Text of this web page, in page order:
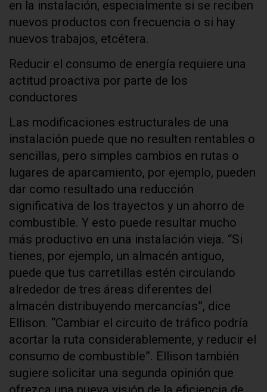
en la instalación, especialmente si se reciben
nuevos productos con frecuencia o si hay
nuevos trabajos, etcétera.
Reducir el consumo de energía requiere una
actitud proactiva por parte de los
conductores
Las modificaciones estructurales de una
instalación puede que no resulten rentables o
sencillas, pero simples cambios en rutas o
lugares de aparcamiento, por ejemplo, pueden
dar como resultado una reducción
significativa de los trayectos y un ahorro de
combustible. Y esto puede resultar mucho
más productivo en una instalación vieja. “Si
tienes, por ejemplo, un almacén antiguo,
puede que tus carretillas estén circulando
alrededor de tres áreas diferentes del
almacén distribuyendo mercancías”, dice
Ellison. “Cambiar el circuito de tráfico podría
acortar la ruta considerablemente, y reducir el
consumo de combustible”. Ellison también
sugiere solicitar una segunda opinión que